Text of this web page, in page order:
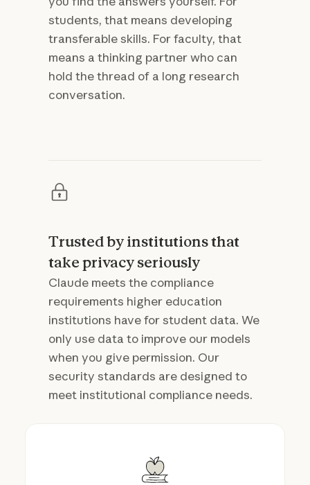
students, that means developing
transferable skills. For faculty, that
means a thinking partner who can
hold the thread of a long research
conversation.
Trusted by institutions that
take privacy seriously
Claude meets the compliance
requirements higher education
institutions have for student data. We
only use data to improve our models
when you give permission. Our
security standards are designed to
meet institutional compliance needs.